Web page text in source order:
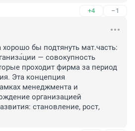
+4 –1
бы подтянуть мат.часть:
— совокупность
проходит фирма за период
Эта концепция
менеджмента и
организацией
становление, рост,